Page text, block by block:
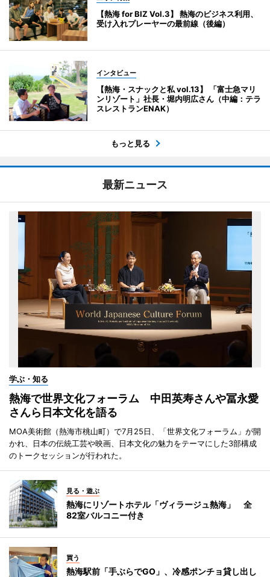
【熱海 for BIZ Vol.3】 熱海のビジネス利用、
受け入れプレーヤーの最前線（後編）
インタビュー
【熱海・スナックと私 vol.13】 「富士急マリ
ンリゾート」社長・堀内明広さん（中編：テラ
スレストランENAK）
もっと見る
最新ニュース
学ぶ・知る
熱海で世界文化フォーラム 中田英寿さんや冨永愛
さんら日本文化を語る
MOA美術館（熱海市桃山町）で7月25日、「世界文化フォーラム」が開
かれ、日本の伝統工芸や映画、日本文化の魅力をテーマにした3部構成
のトークセッションが行われた。
見る・遊ぶ
熱海にリゾートホテル「ヴィラージュ熱海」 全
82室バルコニー付き
買う
熱海駅前「手ぶらでGO」、冷感ポンチョ貸し出し